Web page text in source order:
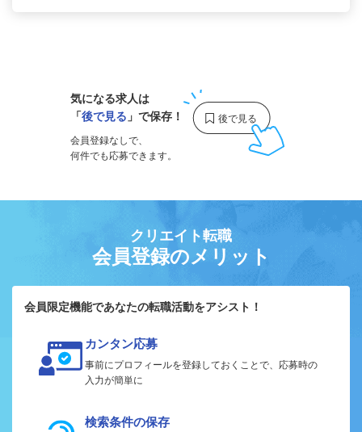
気になる求人は
「後で見る 」で保存！
会員登録なしで、
何件でも応募できます。
クリエイト転職
会員登録のメリット
会員限定機能であなたの転職活動をアシスト！
カンタン応募
事前にプロフィールを登録しておくことで、応募時の
入力が簡単に
検索条件の保存